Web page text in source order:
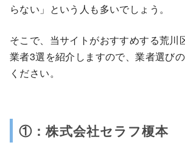
らない」という人も多いでしょう。
そこで、当サイトがおすすめする荒川
業者3選を紹介しますので、業者選び
ください。
①：株式会社セラフ榎本